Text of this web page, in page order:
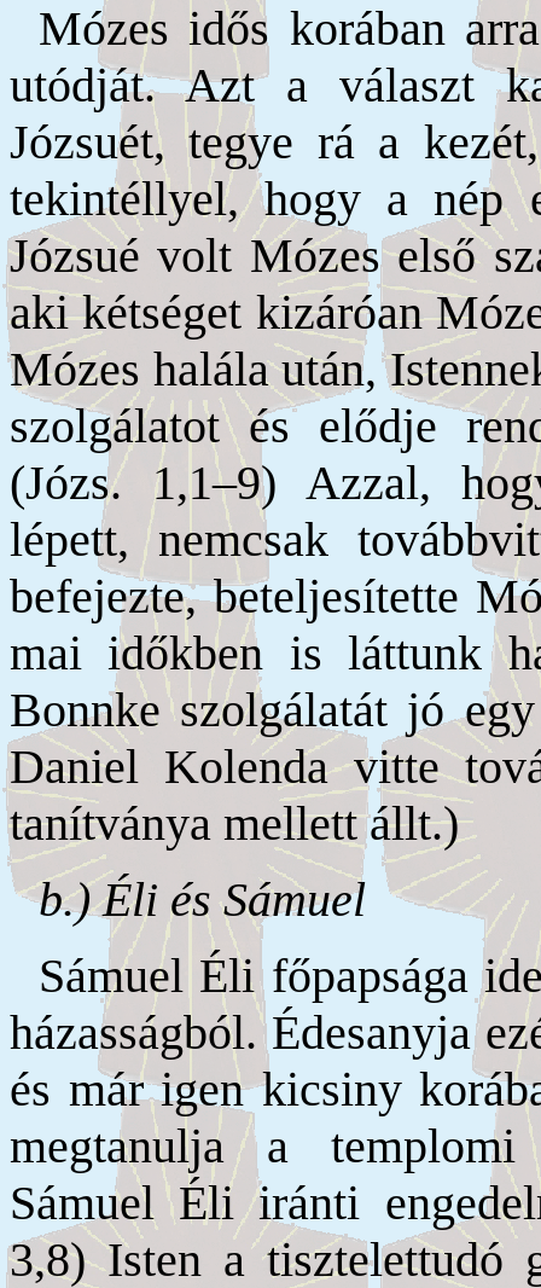
Mózes idős korában
utódját. Azt a választ
Józsuét, tegye rá a
tekintéllyel, hogy a nép
Józsué volt Mózes első
aki kétséget kizáróan
Mózes halála után,
szolgálatot és elődje
(Józs. 1,1–9) Azzal,
lépett, nemcsak
befejezte, beteljesítette
mai időkben is láttunk
Bonnke szolgálatát jó
Daniel Kolenda vitte
tanítványa mellett állt.)
b.) Éli és Sámuel
Sámuel Éli főpapsága
házasságból. Édesanyja
és már igen kicsiny
megtanulja a templomi
Sámuel Éli iránti
3,8) Isten a tisztelettudó